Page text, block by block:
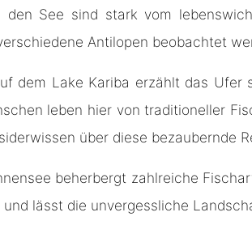
See sind stark vom
Antilopen beobachtet
dem Lake Kariba erzählt das
leben hier von traditioneller
über diese bezaubernde
beherbergt zahlreiche
lässt die unvergessliche